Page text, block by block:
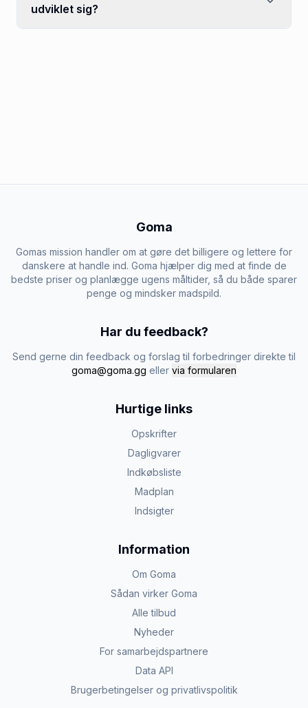
udviklet sig?
Goma
Gomas mission handler om at gøre det billigere og lettere for
danskere at handle ind. Goma hjælper dig med at finde de
bedste priser og planlægge ugens måltider, så du både sparer
penge og mindsker madspild.
Har du feedback?
Send gerne din feedback og forslag til forbedringer direkte til
goma@goma.gg eller via formularen
Hurtige links
Opskrifter
Dagligvarer
Indkøbsliste
Madplan
Indsigter
Information
Om Goma
Sådan virker Goma
Alle tilbud
Nyheder
For samarbejdspartnere
Data API
Brugerbetingelser og privatlivspolitik